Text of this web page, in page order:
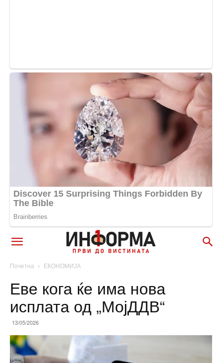
Почетна ЕКОНОМИЈА
Еве кога ќе има нова
исплата од „МојДДВ“
13/05/2026